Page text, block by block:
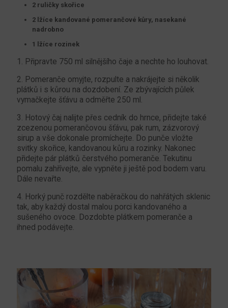
2 ruličky skořice
2 lžíce kandované pomerančové kůry, nasekané
nadrobno
1 lžíce rozinek
1. Připravte 750 ml silnějšího čaje a nechte ho louhovat.
2. Pomeranče omyjte, rozpulte a nakrájejte si několik
plátků i s kůrou na dozdobení. Ze zbývajících půlek
vymačkejte šťávu a odměřte 250 ml.
3. Hotový čaj nalijte přes cedník do hrnce, přidejte také
zcezenou pomerančovou šťávu, pak rum, zázvorový
sirup a vše dokonale promíchejte. Do punče vložte
svitky skořice, kandovanou kůru a rozinky. Nakonec
přidejte pár plátků čerstvého pomeranče. Tekutinu
pomalu zahřívejte, ale vypněte ji ještě pod bodem varu.
Dále nevařte.
4. Horký punč rozdělte naběračkou do nahřátých sklenic
tak, aby každý dostal malou porci kandovaného a
sušeného ovoce. Dozdobte plátkem pomeranče a
ihned podávejte.